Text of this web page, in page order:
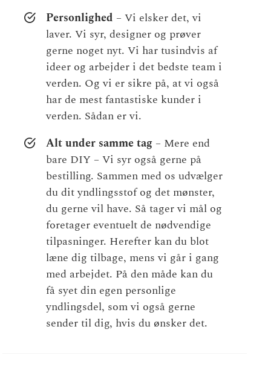
Personlighed – Vi elsker det, vi
laver. Vi syr, designer og prøver
gerne noget nyt. Vi har tusindvis af
ideer og arbejder i det bedste team i
verden. Og vi er sikre på, at vi også
har de mest fantastiske kunder i
verden. Sådan er vi.
Alt under samme tag – Mere end
bare DIY – Vi syr også gerne på
bestilling. Sammen med os udvælger
du dit yndlingsstof og det mønster,
du gerne vil have. Så tager vi mål og
foretager eventuelt de nødvendige
tilpasninger. Herefter kan du blot
læne dig tilbage, mens vi går i gang
med arbejdet. På den måde kan du
få syet din egen personlige
yndlingsdel, som vi også gerne
sender til dig, hvis du ønsker det.